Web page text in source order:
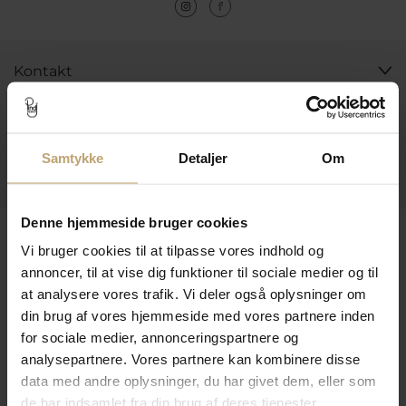
Samtykke Detaljer Om
Denne hjemmeside bruger cookies
Vi bruger cookies til at tilpasse vores indhold og
annoncer, til at vise dig funktioner til sociale medier og til
at analysere vores trafik. Vi deler også oplysninger om
din brug af vores hjemmeside med vores partnere inden
for sociale medier, annonceringspartnere og
analysepartnere. Vores partnere kan kombinere disse
data med andre oplysninger, du har givet dem, eller som
de har indsamlet fra din brug af deres tjenester.
Kontakt
Åbningstider I Butikken
Leveringsmuligheder
Betalingsmuligheder
Sikker Og Tryg E-Handel